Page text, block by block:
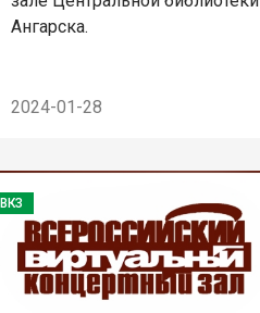
Ангарска.
2024-01-28
ВКЗ